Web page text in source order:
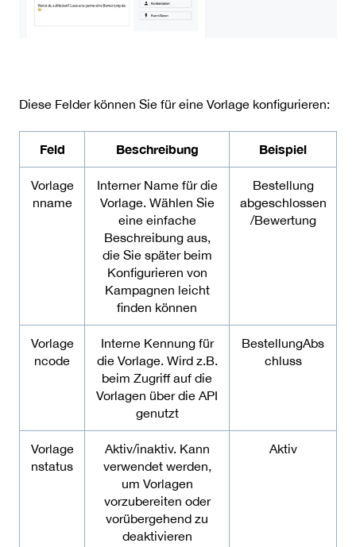
Diese Felder können Sie für eine Vorlage konfigurieren:
Feld Beschreibung Beispiel
Vorlage
nname
Interner Name für die
Vorlage. Wählen Sie
eine einfache
Beschreibung aus,
die Sie später beim
Konfigurieren von
Kampagnen leicht
finden können
Bestellung
abgeschlossen
/Bewertung
Vorlage
ncode
Interne Kennung für
die Vorlage. Wird z.B.
beim Zugriff auf die
Vorlagen über die API
genutzt
BestellungAbs
chluss
Vorlage
nstatus
Aktiv/inaktiv. Kann
verwendet werden,
um Vorlagen
vorzubereiten oder
vorübergehend zu
deaktivieren
Aktiv